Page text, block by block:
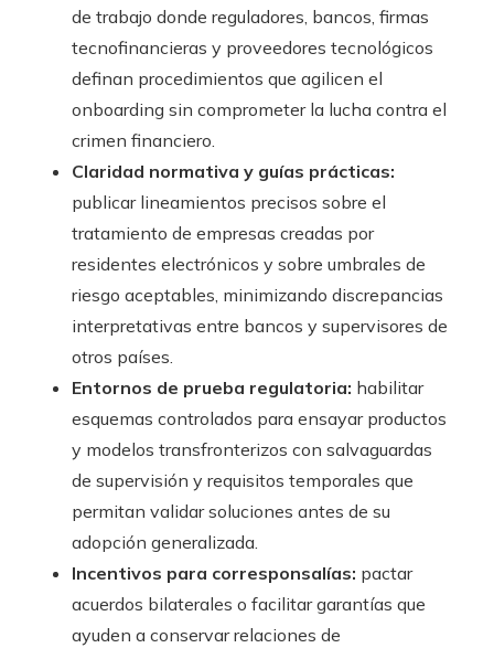
de trabajo donde reguladores, bancos, firmas
tecnofinancieras y proveedores tecnológicos
definan procedimientos que agilicen el
onboarding sin comprometer la lucha contra el
crimen financiero.
Claridad normativa y guías prácticas:
publicar lineamientos precisos sobre el
tratamiento de empresas creadas por
residentes electrónicos y sobre umbrales de
riesgo aceptables, minimizando discrepancias
interpretativas entre bancos y supervisores de
otros países.
Entornos de prueba regulatoria: habilitar
esquemas controlados para ensayar productos
y modelos transfronterizos con salvaguardas
de supervisión y requisitos temporales que
permitan validar soluciones antes de su
adopción generalizada.
Incentivos para corresponsalías: pactar
acuerdos bilaterales o facilitar garantías que
ayuden a conservar relaciones de